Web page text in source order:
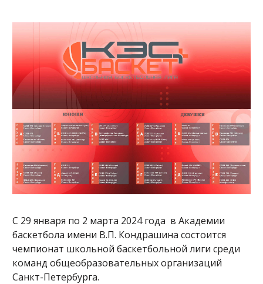
С 29 января по 2 марта 2024 года в Академии
баскетбола имени В.П. Кондрашина состоится
чемпионат школьной баскетбольной лиги среди
команд общеобразовательных организаций
Санкт-Петербурга.